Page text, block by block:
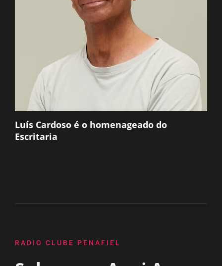
Luís Cardoso é o homenageado do
Escritaria
RADIO CLUBE PENAFIEL